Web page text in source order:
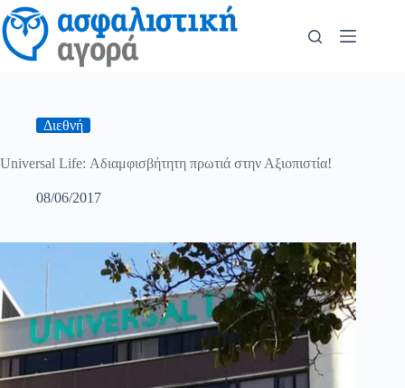
Διεθνή
Universal Life: Αδιαμφισβήτητη πρωτιά στην Αξιοπιστία!
08/06/2017